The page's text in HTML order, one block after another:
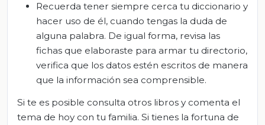
Recuerda tener siempre cerca tu diccionario y
hacer uso de él, cuando tengas la duda de
alguna palabra. De igual forma, revisa las
fichas que elaboraste para armar tu directorio,
verifica que los datos estén escritos de manera
que la información sea comprensible.
Si te es posible consulta otros libros y comenta el
tema de hoy con tu familia. Si tienes la fortuna de